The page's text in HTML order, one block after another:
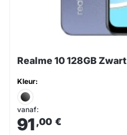
Realme 10 128GB Zwart
Kleur:
vanaf:
91 ,00 €